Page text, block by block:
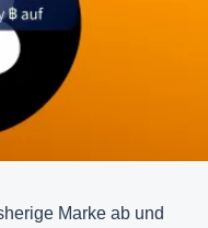
Marke ab und